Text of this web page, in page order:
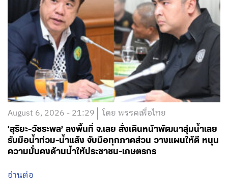
August 6, 2026 - 21:29 โดย พรรคเพื่อไทย
‘สุริยะ-วัชระพล’ ลงพื้นที่ จ.เลย สั่งเดินหน้าพัฒนาลุ่มน้ำเลย
รับมือน้ำท่วม-น้ำแล้ง จับมือทุกภาคส่วน วางแผนให้ดี หนุน
ความมั่นคงด้านน้ำให้ประชาชน-เกษตรกร
อ่านต่อ